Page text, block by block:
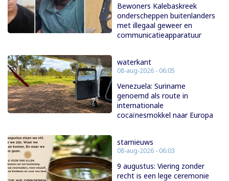
Bewoners Kalebaskreek
onderscheppen buitenlanders
met illegaal geweer en
communicatieapparatuur
waterkant
08-aug-2026 - 06:05
Venezuela: Suriname
genoemd als route in
internationale
cocaïnesmokkel naar Europa
starnieuws
08-aug-2026 - 06:03
9 augustus: Viering zonder
recht is een lege ceremonie